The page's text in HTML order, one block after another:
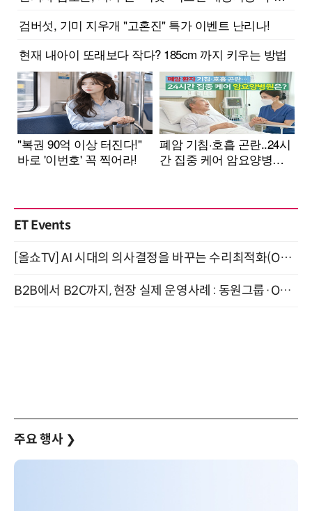
ET Events
[올쇼TV] AI 시대의 의사결정을 바꾸는 수리최적화(Optimization) 소개 (8/20 생방송)
B2B에서 B2C까지, 현장 실제 운영사례 : 동원그룹·OCI·다이닝브랜즈그룹·당근 (8/27)
주요 행사 ❯